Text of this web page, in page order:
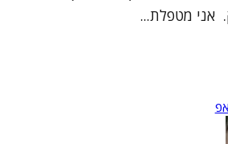
אני מטפלת...